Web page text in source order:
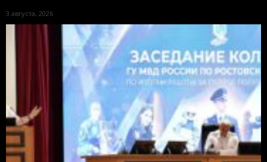
3 августа, 2026